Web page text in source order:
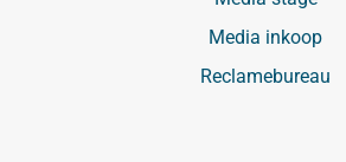
Media inkoop
Reclamebureau